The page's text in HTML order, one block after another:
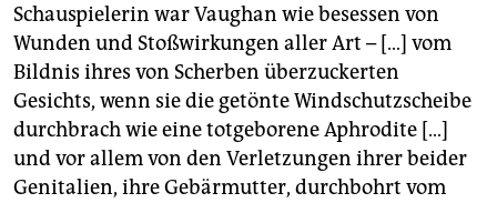
Schauspielerin war Vaughan wie besessen von
Wunden und Stoßwirkungen aller Art – […] vom
Bildnis ihres von Scherben überzuckerten
Gesichts, wenn sie die getönte Windschutzscheibe
durchbrach wie eine totgeborene Aphrodite […]
und vor allem von den Verletzungen ihrer beider
Genitalien, ihre Gebärmutter, durchbohrt vom